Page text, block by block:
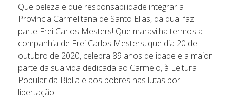
Que beleza e que responsabilidade integrar a
Província Carmelitana de Santo Elias, da qual faz
parte Frei Carlos Mesters! Que maravilha termos a
companhia de Frei Carlos Mesters, que dia 20 de
outubro de 2020, celebra 89 anos de idade e a maior
parte da sua vida dedicada ao Carmelo, à Leitura
Popular da Bíblia e aos pobres nas lutas por
libertação.